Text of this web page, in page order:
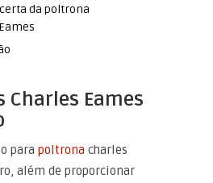
da poltrona
Charles Eames
para poltrona charles
além de proporcionar